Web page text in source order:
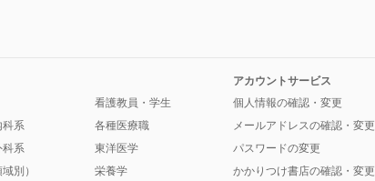
科系
科系
別）
看護教員・学生
各種医療職
東洋医学
栄養学
アカウントサービス
個人情報の確認・変更
メールアドレスの確認・変更
パスワードの変更
かかりつけ書店の確認・変更